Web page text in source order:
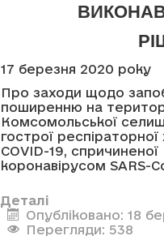
17 березня 2020 року
Про заходи щодо
поширенню на
Комсомольської
гострої
COVID-19, спричиненої
коронавірусом SARS-
Деталі
Опубліковано: 18
Перегляди: 538